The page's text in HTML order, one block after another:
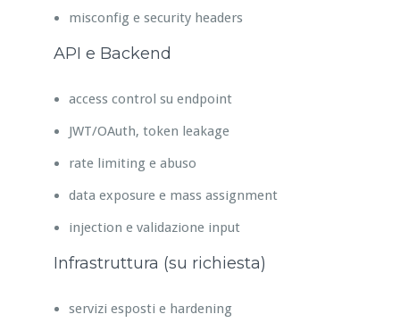
misconfig e security headers
API e Backend
access control su endpoint
JWT/OAuth, token leakage
rate limiting e abuso
data exposure e mass assignment
injection e validazione input
Infrastruttura (su richiesta)
servizi esposti e hardening